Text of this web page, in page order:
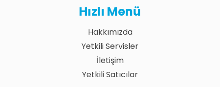
Hızlı Menü
Hakkımızda
Yetkili Servisler
İletişim
Yetkili Satıcılar